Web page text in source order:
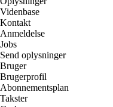
Videnbase
Kontakt
Anmeldelse
Jobs
Send oplysninger
Bruger
Brugerprofil
Abonnementsplan
Takster